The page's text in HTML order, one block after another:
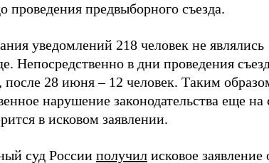
проведения предвыборного съезда.
уведомлений 218 человек не являлись
Непосредственно в дни проведения
28 июня – 12 человек. Таким
нарушение законодательства еще на
в исковом заявлении.
суд России получил исковое заявление